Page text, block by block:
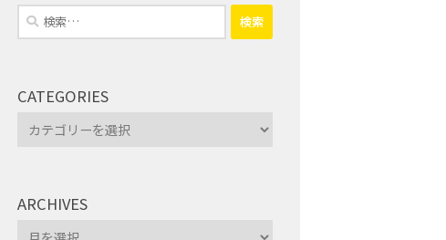
検
索:
CATEGORIES
Categories
ARCHIVES
Archives